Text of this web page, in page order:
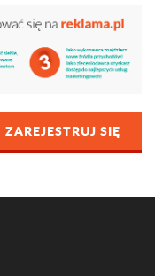
ZAREJESTRUJ SIĘ